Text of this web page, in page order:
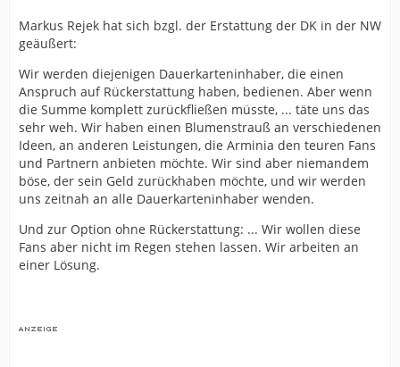
Markus Rejek hat sich bzgl. der Erstattung der DK in der NW
geäußert:
Wir werden diejenigen Dauerkarteninhaber, die einen
Anspruch auf Rückerstattung haben, bedienen. Aber wenn
die Summe komplett zurückfließen müsste, ... täte uns das
sehr weh. Wir haben einen Blumenstrauß an verschiedenen
Ideen, an anderen Leistungen, die Arminia den teuren Fans
und Partnern anbieten möchte. Wir sind aber niemandem
böse, der sein Geld zurückhaben möchte, und wir werden
uns zeitnah an alle Dauerkarteninhaber wenden.
Und zur Option ohne Rückerstattung: ... Wir wollen diese
Fans aber nicht im Regen stehen lassen. Wir arbeiten an
einer Lösung.